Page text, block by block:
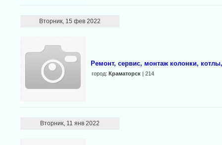
Вторник, 15 фев 2022
Ремонт, сервис, монтаж колонки,
город: Краматорск| 214
Вторник, 11 янв 2022